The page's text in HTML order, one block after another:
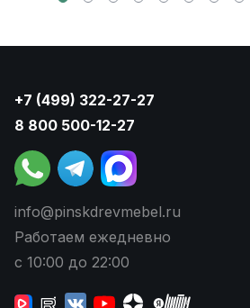
+7 (499) 322-27-27
8 800 500-12-27
info@pinskdrevmebel.ru
Работаем ежедневно
с 10:00 до 22:00